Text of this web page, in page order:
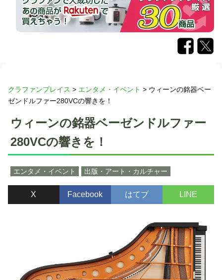
クラファンプレイス > エンタメ・イベント > ウィーンの銘器ベー
ゼンドルファー280VCの響きを！
ウィーンの銘器ベーゼンドルファー
280VCの響きを！
エンタメ・イベント 出版・アート・カルチャー
X Facebook はてブ LINE